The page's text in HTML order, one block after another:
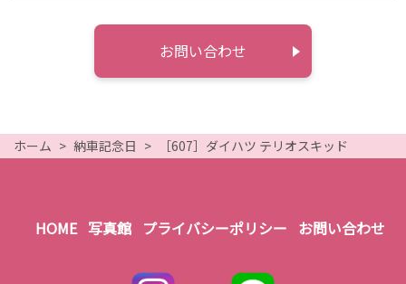
お問い合わせ
ホーム 納車記念日 ［607］ダイハツ テリオスキッド
HOME 写真館 プライバシーポリシー お問い合わせ